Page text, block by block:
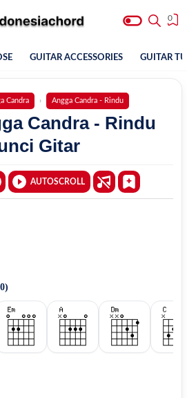
0
GUITAR ACCESSORIES GUITAR
Candra Angga Candra - Rindu
Candra - Rindu
Gitar
AUTOSCROLL
)